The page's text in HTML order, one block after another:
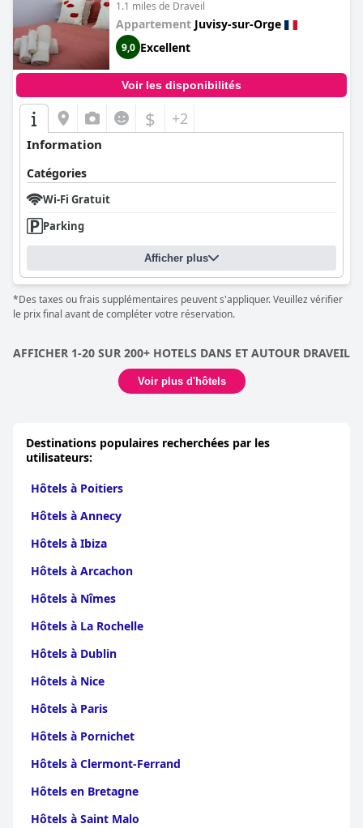
1.1 miles de Draveil
Appartement Juvisy-sur-Orge
9,0 Excellent
Voir les disponibilités
$ +2
Information
Catégories
Wi-Fi Gratuit
Parking
Afficher plus
*Des taxes ou frais supplémentaires peuvent s'appliquer. Veuillez vérifier
le prix final avant de compléter votre réservation.
AFFICHER 1-20 SUR 200+ HOTELS DANS ET AUTOUR DRAVEIL
Voir plus d'hôtels
Destinations populaires recherchées par les
utilisateurs:
Hôtels à Poitiers
Hôtels à Annecy
Hôtels à Ibiza
Hôtels à Arcachon
Hôtels à Nîmes
Hôtels à La Rochelle
Hôtels à Dublin
Hôtels à Nice
Hôtels à Paris
Hôtels à Pornichet
Hôtels à Clermont-Ferrand
Hôtels en Bretagne
Hôtels à Saint Malo